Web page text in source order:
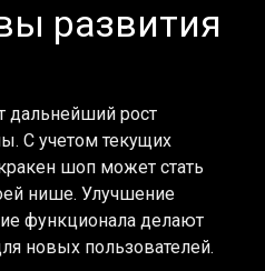
развития
дальнейший рост
С учетом текущих
шоп может стать
нише. Улучшение
функционала делают
новых пользователей.